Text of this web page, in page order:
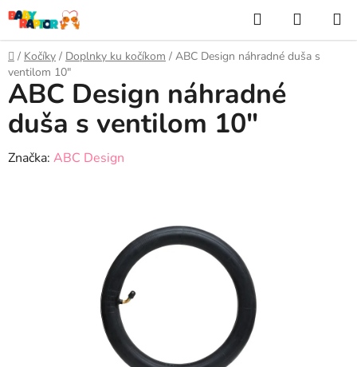
Prejsť
na
obsah
Hľadať
KOŠÍK
Domov
/ Kočíky / Doplnky ku kočíkom / ABC Design náhradné duša s
ventilom 10"
ABC Design náhradné
duša s ventilom 10"
Značka: ABC Design